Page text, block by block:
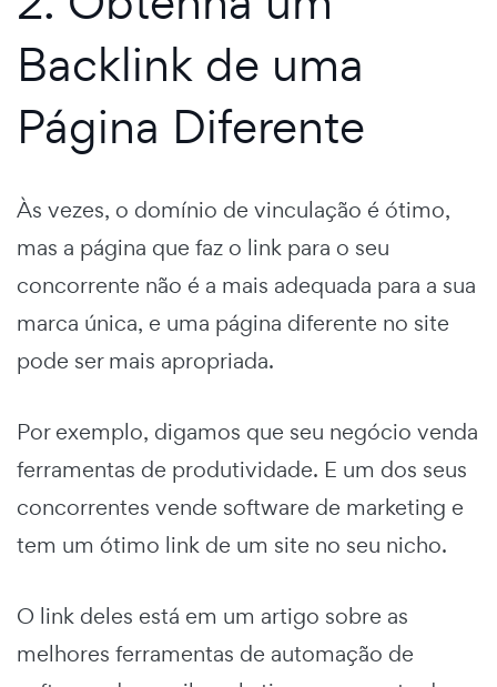
Backlink de uma
Página Diferente
Às vezes, o domínio de vinculação é ótimo,
mas a página que faz o link para o seu
concorrente não é a mais adequada para a sua
marca única, e uma página diferente no site
pode ser mais apropriada.
Por exemplo, digamos que seu negócio venda
ferramentas de produtividade. E um dos seus
concorrentes vende software de marketing e
tem um ótimo link de um site no seu nicho.
O link deles está em um artigo sobre as
melhores ferramentas de automação de